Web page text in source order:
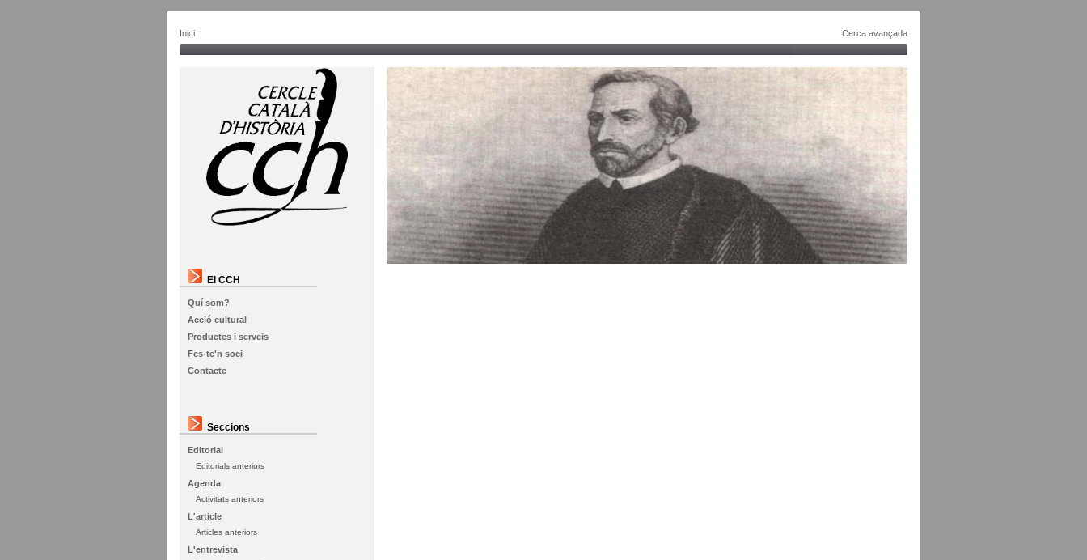
Inici Cerca avançada
El CCH
Quí som?
Acció cultural
Productes i serveis
Fes-te'n soci
Contacte
Seccions
Editorial
Editorials anteriors
Agenda
Activitats anteriors
L'article
Articles anteriors
L'entrevista